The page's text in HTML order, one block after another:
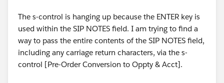
The s-control is hanging up because the ENTER key is
used within the SIP NOTES field. I am trying to find a
way to pass the entire contents of the SIP NOTES field,
including any carriage return characters, via the s-
control [Pre-Order Conversion to Oppty & Acct].